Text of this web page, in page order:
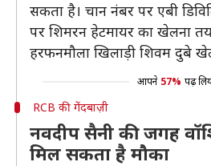
सकता है। चान नंबर पर एबी
पर शिमरन हेटमायर का खेलना
हरफनमौला खिलाड़ी शिवम दुबे
आपने 57% पढ़
RCB की गेंदबाज़ी
नवदीप सैनी की जगह
मिल सकता है मौका